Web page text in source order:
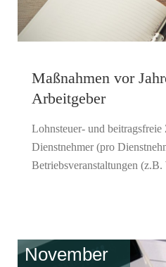
Maßnahmen vor
Arbeitgeber
Lohnsteuer- und beitragsfreie
Dienstnehmer (pro
Betriebsveranstaltungen (z.B.
November